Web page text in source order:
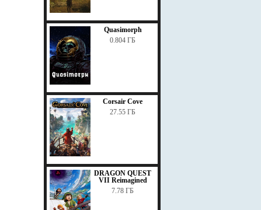
Quasimorph
0.804 ГБ
Corsair Cove
27.55 ГБ
DRAGON QUEST
VII Reimagined
7.78 ГБ